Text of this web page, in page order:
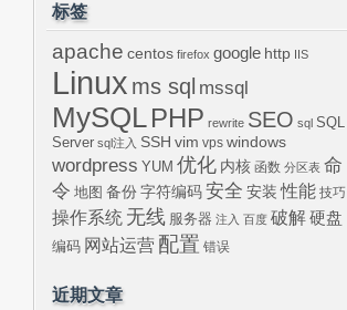
标签
apache centos firefox google http IIS
Linux ms sql mssql
MySQLPHP rewrite SEO sql SQL
Server sql注入 SSH vim vps windows
wordpress YUM 优化 内核 函数 分区表 命
令 地图 备份 字符编码 安全 安装 性能 技巧
操作系统 无线 服务器 注入 百度 破解硬盘
编码 网站运营 配置 错误
近期文章